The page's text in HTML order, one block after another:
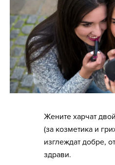
Жените харчат
(за козметика и
изглеждат добре,
здрави.